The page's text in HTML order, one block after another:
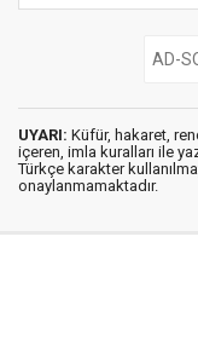
UYARI: Küfür, hakaret,
içeren, imla kuralları ile
Türkçe karakter
onaylanmamaktadır.